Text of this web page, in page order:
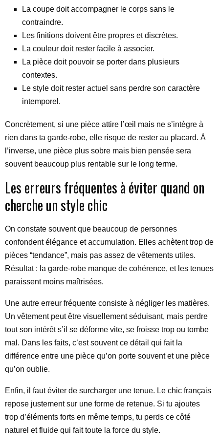
La coupe doit accompagner le corps sans le
contraindre.
Les finitions doivent être propres et discrètes.
La couleur doit rester facile à associer.
La pièce doit pouvoir se porter dans plusieurs
contextes.
Le style doit rester actuel sans perdre son caractère
intemporel.
Concrètement, si une pièce attire l’œil mais ne s’intègre à
rien dans ta garde-robe, elle risque de rester au placard. À
l’inverse, une pièce plus sobre mais bien pensée sera
souvent beaucoup plus rentable sur le long terme.
Les erreurs fréquentes à éviter quand on
cherche un style chic
On constate souvent que beaucoup de personnes
confondent élégance et accumulation. Elles achètent trop de
pièces “tendance”, mais pas assez de vêtements utiles.
Résultat : la garde-robe manque de cohérence, et les tenues
paraissent moins maîtrisées.
Une autre erreur fréquente consiste à négliger les matières.
Un vêtement peut être visuellement séduisant, mais perdre
tout son intérêt s’il se déforme vite, se froisse trop ou tombe
mal. Dans les faits, c’est souvent ce détail qui fait la
différence entre une pièce qu’on porte souvent et une pièce
qu’on oublie.
Enfin, il faut éviter de surcharger une tenue. Le chic français
repose justement sur une forme de retenue. Si tu ajoutes
trop d’éléments forts en même temps, tu perds ce côté
naturel et fluide qui fait toute la force du style.